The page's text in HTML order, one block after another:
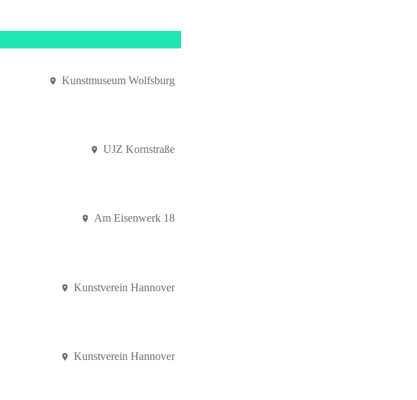
Kunstmuseum Wolfsburg
UJZ Kornstraße
Am Eisenwerk 18
Kunstverein Hannover
Kunstverein Hannover